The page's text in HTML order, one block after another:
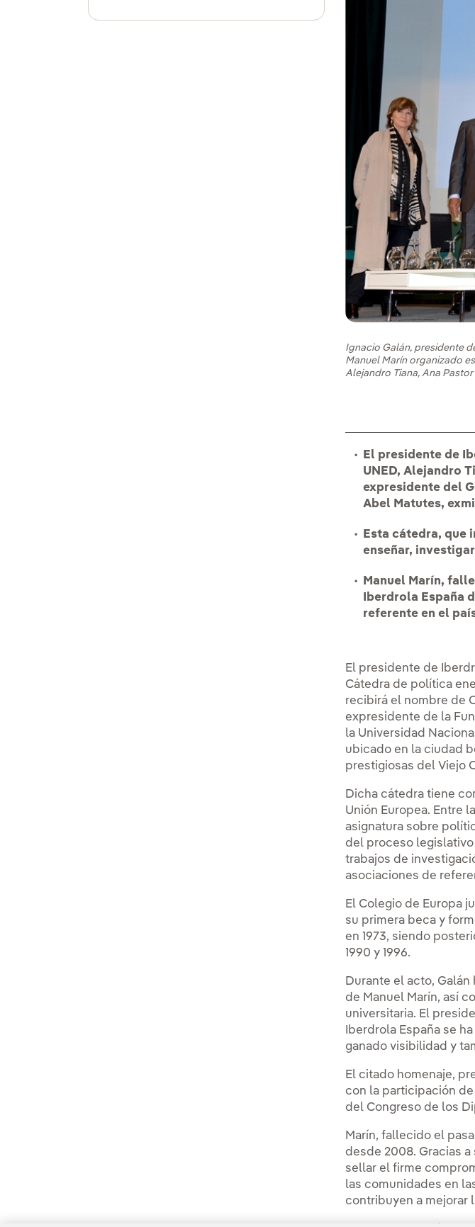
Ignacio Galán, presidente
Manuel Marín organizado
Alejandro Tiana, Ana
El presidente de
UNED, Alejandro
expresidente del
Abel Matutes,
Esta cátedra, que
enseñar,
Manuel Marín,
Iberdrola España
referente en el
El presidente de
Cátedra de política
recibirá el nombre de
expresidente de la
la Universidad
ubicado en la ciudad
prestigiosas del Viejo
Dicha cátedra tiene
Unión Europea. Entre
asignatura sobre
del proceso
trabajos de
asociaciones de
El Colegio de Europa
su primera beca y
en 1973, siendo
1990 y 1996.
Durante el acto,
de Manuel Marín, así
universitaria. El
Iberdrola España se
ganado visibilidad y
El citado homenaje,
con la participación
del Congreso de los
Marín, fallecido el
desde 2008. Gracias
sellar el firme
las comunidades en
contribuyen a mejorar